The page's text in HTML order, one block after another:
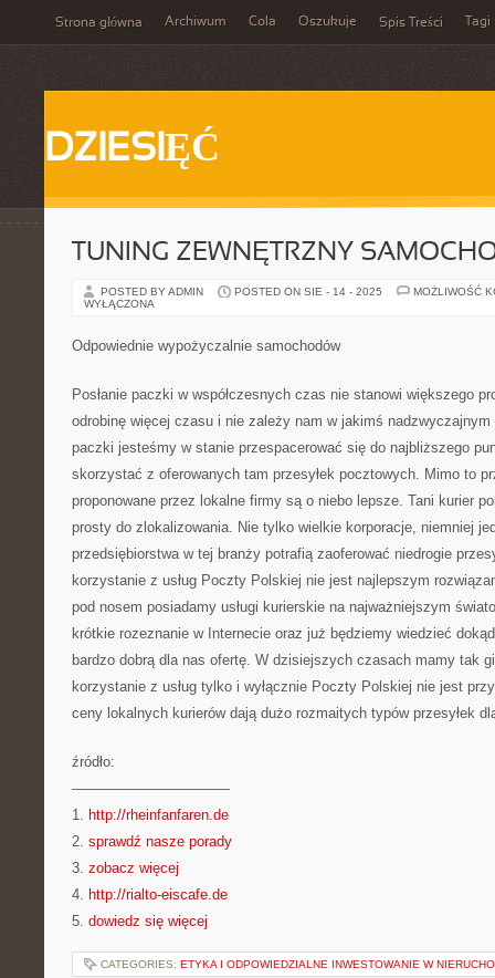
Strona główna Archiwum Cola Oszukuje Spis Treści Tagi
DZIESIĘĆ
TUNING ZEWNĘTRZNY
POSTED BY ADMIN POSTED ON SIE - 14 - 2025
MOŻLIWOŚĆ
WYŁĄCZONA
Odpowiednie wypożyczalnie samochodów
Posłanie paczki w współczesnych czas nie stanowi większego
odrobinę więcej czasu i nie zależy nam w jakimś
paczki jesteśmy w stanie przespacerować się do najbliższego
skorzystać z oferowanych tam przesyłek pocztowych. Mimo to
proponowane przez lokalne firmy są o niebo lepsze. Tani kurier
prosty do zlokalizowania. Nie tylko wielkie korporacje, niemniej
przedsiębiorstwa w tej branży potrafią zaoferować niedrogie
korzystanie z usług Poczty Polskiej nie jest najlepszym
pod nosem posiadamy usługi kurierskie na najważniejszym
krótkie rozeznanie w Internecie oraz już będziemy wiedzieć
bardzo dobrą dla nas ofertę. W dzisiejszych czasach mamy tak
korzystanie z usług tylko i wyłącznie Poczty Polskiej nie jest
ceny lokalnych kurierów dają dużo rozmaitych typów przesyłek
źródło:
———————————
1. http://rheinfanfaren.de
2. sprawdź nasze porady
3. zobacz więcej
4. http://rialto-eiscafe.de
5. dowiedz się więcej
CATEGORIES: ETYKA I ODPOWIEDZIALNE INWESTOWANIE W